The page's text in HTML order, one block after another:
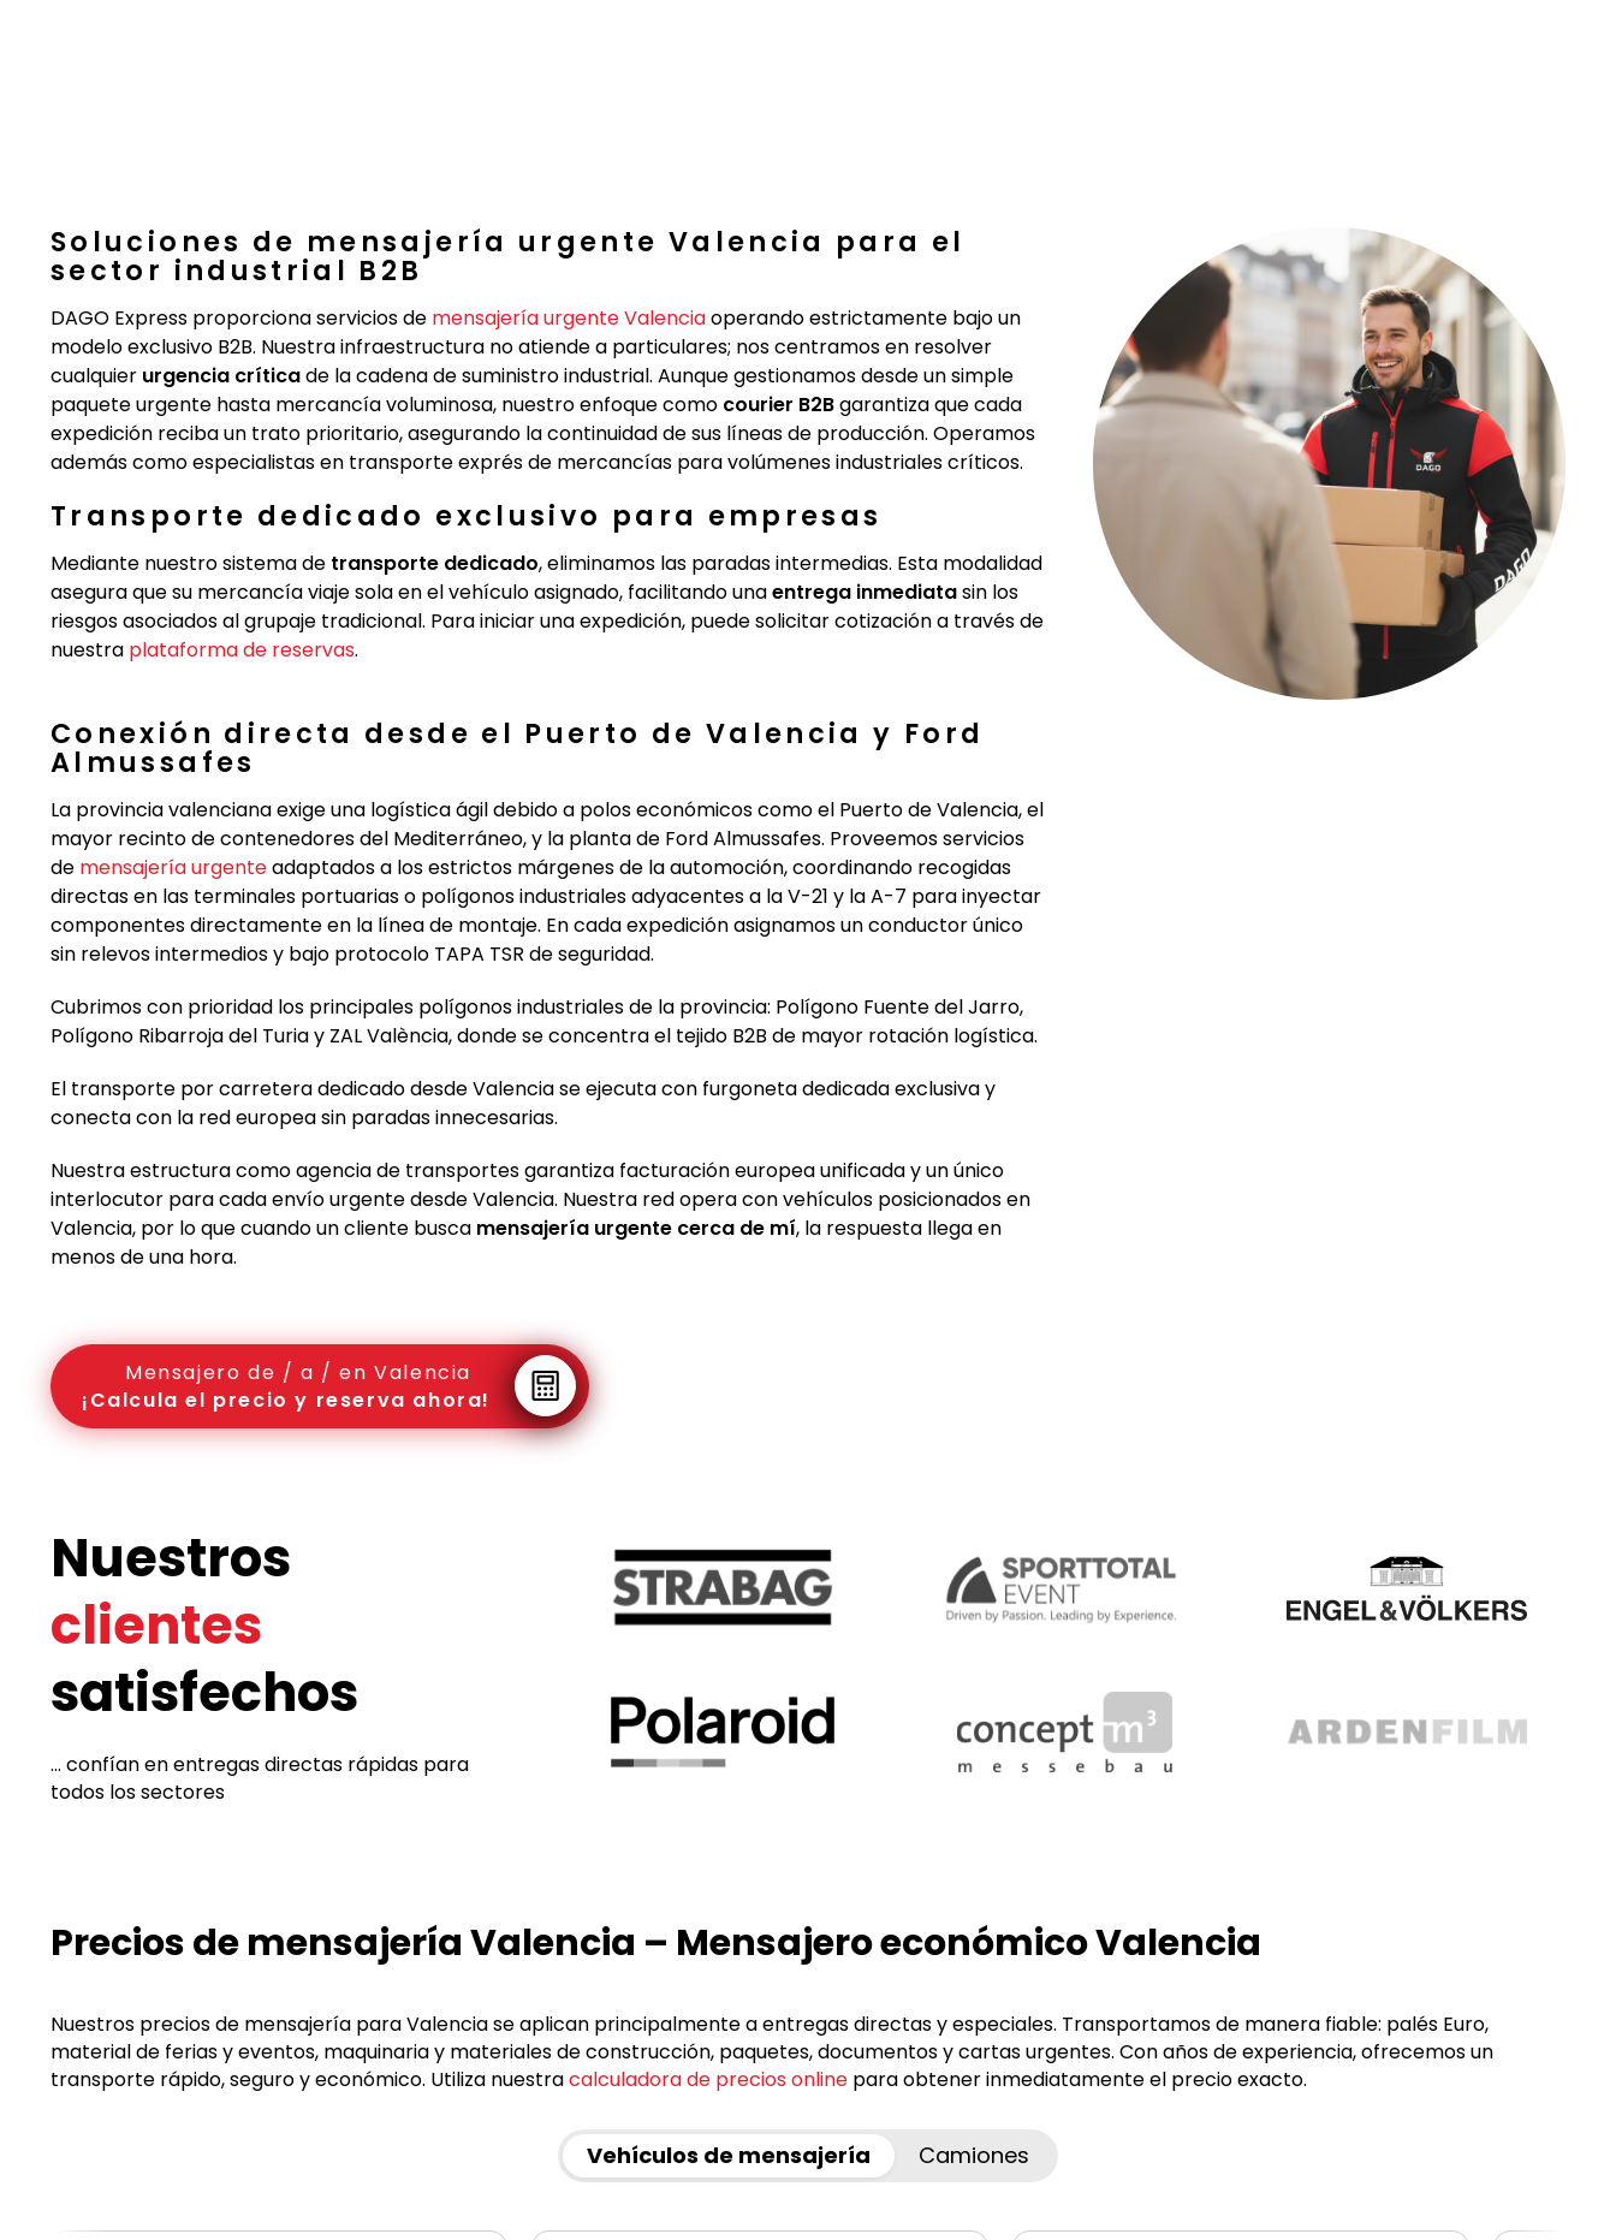
Soluciones de mensajería urgente Valencia para el
sector industrial B2B
DAGO Express proporciona servicios de mensajería urgente Valenciaoperando estrictamente bajo un
modelo exclusivo B2B. Nuestra infraestructura no atiende a particulares; nos centramos en resolver
cualquier urgencia críticade la cadena de suministro industrial. Aunque gestionamos desde un simple
paquete urgente hasta mercancía voluminosa, nuestro enfoque como courier B2Bgarantiza que cada
expedición reciba un trato prioritario, asegurando la continuidad de sus líneas de producción. Operamos
además como especialistas en transporte exprés de mercancías para volúmenes industriales críticos.
Transporte dedicado exclusivo para empresas
Mediante nuestro sistema de transporte dedicado, eliminamos las paradas intermedias. Esta modalidad
asegura que su mercancía viaje sola en el vehículo asignado, facilitando unaentrega inmediatasin los
riesgos asociados al grupaje tradicional. Para iniciar una expedición, puede solicitar cotización a través de
nuestra plataforma de reservas.
Conexión directa desde el Puerto de Valencia y Ford
Almussafes
La provincia valenciana exige una logística ágil debido a polos económicos como el Puerto de Valencia, el
mayor recinto de contenedores del Mediterráneo, y la planta de Ford Almussafes. Proveemos servicios
de mensajería urgenteadaptados a los estrictos márgenes de la automoción, coordinando recogidas
directas en las terminales portuarias o polígonos industriales adyacentes a la V-21 y la A-7 para inyectar
componentes directamente en la línea de montaje. En cada expedición asignamos un conductor único
sin relevos intermedios y bajo protocolo TAPA TSR de seguridad.
Cubrimos con prioridad los principales polígonos industriales de la provincia: Polígono Fuente del Jarro,
Polígono Ribarroja del Turia y ZAL València, donde se concentra el tejido B2B de mayor rotación logística.
El transporte por carretera dedicado desde Valencia se ejecuta con furgoneta dedicada exclusiva y
conecta con la red europea sin paradas innecesarias.
Nuestra estructura como agencia de transportes garantiza facturación europea unificada y un único
interlocutor para cada envío urgente desde Valencia. Nuestra red opera con vehículos posicionados en
Valencia, por lo que cuando un cliente busca mensajería urgente cerca de mí, la respuesta llega en
menos de una hora.
Mensajero de / a / en Valencia
¡Calcula el precio y reserva ahora!
Nuestros
clientes
satisfechos
... confían en entregas directas rápidas para
todos los sectores
Precios de mensajería Valencia – Mensajero económico Valencia
Nuestros precios de mensajería para Valencia se aplican principalmente a entregas directas y especiales. Transportamos de manera fiable: palés Euro,
material de ferias y eventos, maquinaria y materiales de construcción, paquetes, documentos y cartas urgentes. Con años de experiencia, ofrecemos un
transporte rápido, seguro y económico. Utiliza nuestracalculadora de precios online para obtener inmediatamente el precio exacto.
Vehículos de mensajería Camiones